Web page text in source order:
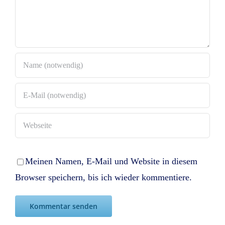
Meinen Namen, E-Mail und Website in diesem
Browser speichern, bis ich wieder kommentiere.